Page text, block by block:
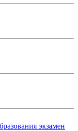
экзамен